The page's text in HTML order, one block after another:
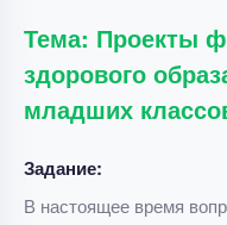
Тема: Проекты
здорового
младших
Задание:
В настоящее время